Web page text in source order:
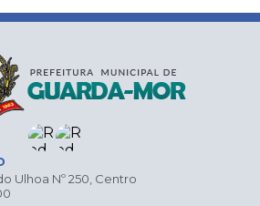
Ulhoa Nº 250, Centro